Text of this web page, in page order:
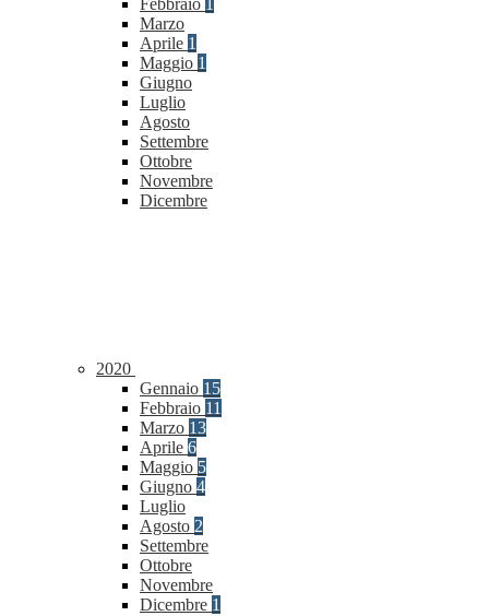
Febbraio 1
Marzo
Aprile 1
Maggio 1
Giugno
Luglio
Agosto
Settembre
Ottobre
Novembre
Dicembre
2020
Gennaio 15
Febbraio 11
Marzo 13
Aprile 6
Maggio 5
Giugno 4
Luglio
Agosto 2
Settembre
Ottobre
Novembre
Dicembre 1